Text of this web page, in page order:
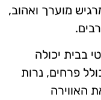
מוערך ואהוב,
בבית יכולה
פרחים, נרות
האווירה